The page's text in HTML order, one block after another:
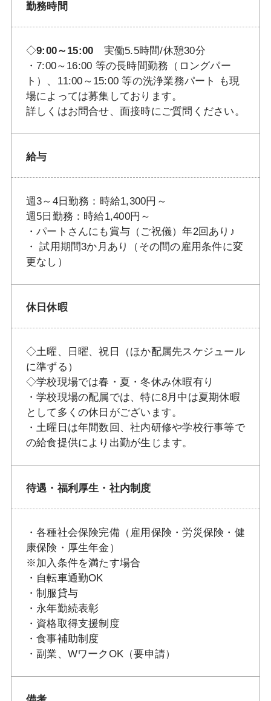
勤務時間
◇9:00～15:00 実働5.5時間/休憩30分
・7:00～16:00 等の長時間勤務（ロングパー
ト）、11:00～15:00 等の洗浄業務パート も現
場によっては募集しております。
詳しくはお問合せ、面接時にご質問ください。
給与
週3～4日勤務：時給1,300円～
週5日勤務：時給1,400円～
・パートさんにも賞与（ご祝儀）年2回あり♪
・ 試用期間3か月あり（その間の雇用条件に変
更なし）
休日休暇
◇土曜、日曜、祝日（ほか配属先スケジュール
に準ずる）
◇学校現場では春・夏・冬休み休暇有り
・学校現場の配属では、特に8月中は夏期休暇
として多くの休日がございます。
・土曜日は年間数回、社内研修や学校行事等で
の給食提供により出勤が生じます。
待遇・福利厚生・社内制度
・各種社会保険完備（雇用保険・労災保険・健
康保険・厚生年金）
※加入条件を満たす場合
・自転車通勤OK
・制服貸与
・永年勤続表彰
・資格取得支援制度
・食事補助制度
・副業、WワークOK（要申請）